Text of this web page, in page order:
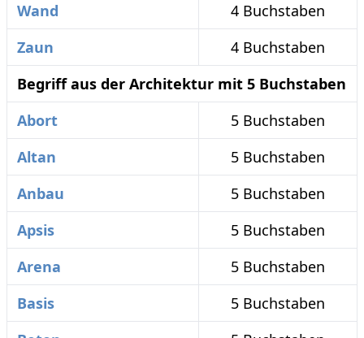
Wand
4 Buchstaben
Zaun
4 Buchstaben
Begriff aus der Architektur mit 5 Buchstaben
Abort
5 Buchstaben
Altan
5 Buchstaben
Anbau
5 Buchstaben
Apsis
5 Buchstaben
Arena
5 Buchstaben
Basis
5 Buchstaben